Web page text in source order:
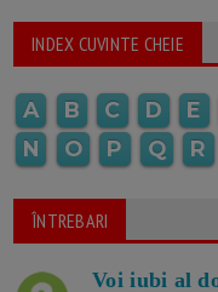
INDEX CUVINTE CHEIE
A B C D E
N
O P Q R
ÎNTREBARI
Voi iubi al